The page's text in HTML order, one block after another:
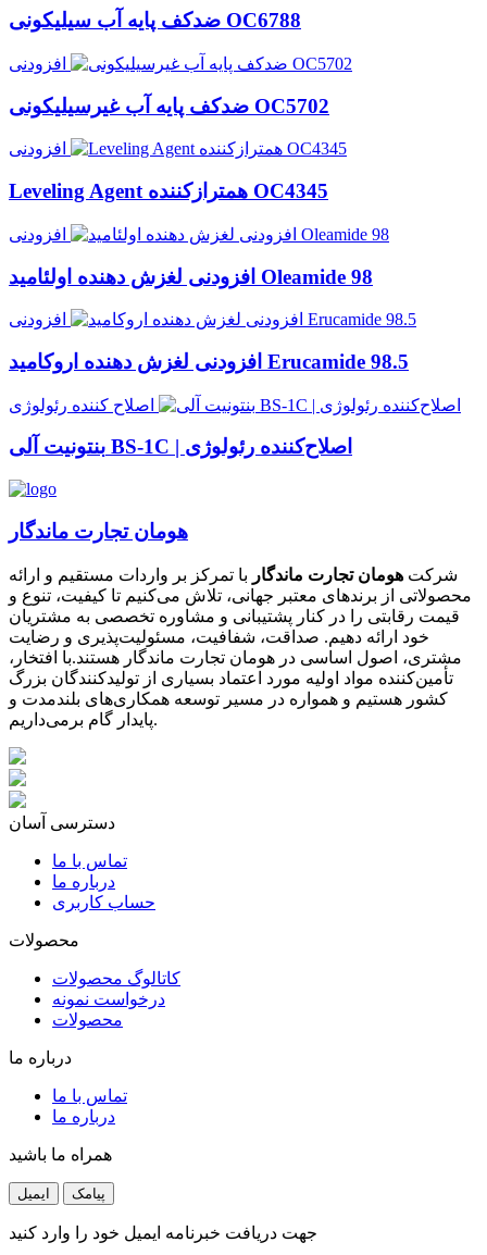
ضدکف پایه آب سیلیکونی OC6788
ضدکف پایه آب غیرسیلیکونی OC5702
Leveling Agent همترازکننده OC4345
افزودنی لغزش دهنده اولئامید Oleamide 98
افزودنی لغزش دهنده اروکامید Erucamide 98.5
بنتونیت آلی BS-1C | اصلاح‌کننده رئولوژی
هومان تجارت ماندگار
شرکت هومان تجارت ماندگار با تمرکز بر واردات مستقیم و ارائه
محصولاتی از برندهای معتبر جهانی، تلاش می‌کنیم تا کیفیت، تنوع و
قیمت رقابتی را در کنار پشتیبانی و مشاوره تخصصی به مشتریان
خود ارائه دهیم. صداقت، شفافیت، مسئولیت‌پذیری و رضایت
مشتری، اصول اساسی در هومان تجارت ماندگار هستند.با افتخار،
تأمین‌کننده مواد اولیه مورد اعتماد بسیاری از تولیدکنندگان بزرگ
کشور هستیم و همواره در مسیر توسعه همکاری‌های بلندمدت و
پایدار گام برمی‌داریم.
دسترسی آسان
تماس با ما
درباره ما
حساب کاربری
محصولات
کاتالوگ محصولات
درخواست نمونه
محصولات
درباره ما
تماس با ما
درباره ما
همراه ما باشید
ایمیل پیامک
جهت دریافت خبرنامه ایمیل خود را وارد کنید